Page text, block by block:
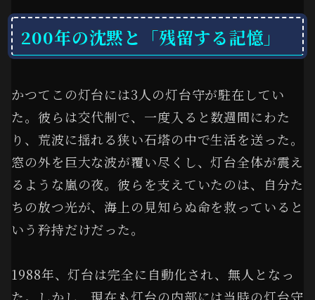
200年の沈黙と「残留する記憶」
かつてこの灯台には3人の灯台守が駐在してい
た。彼らは交代制で、一度入ると数週間にわた
り、荒波に揺れる狭い石塔の中で生活を送った。
窓の外を巨大な波が覆い尽くし、灯台全体が震え
るような嵐の夜。彼らを支えていたのは、自分た
ちの放つ光が、海上の見知らぬ命を救っていると
いう矜持だけだった。
1988年、灯台は完全に自動化され、無人となっ